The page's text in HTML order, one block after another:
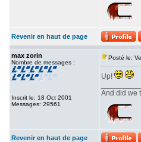
Revenir en haut de page
max zorin
Nombre de messages :
Inscrit le: 18 Oct 2001
Messages: 29561
Posté le:
Up!
And did we
Revenir en haut de page